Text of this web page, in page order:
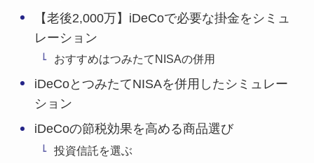
【老後2,000万】iDeCoで必要な掛金をシミュ
レーション
おすすめはつみたてNISAの併用
iDeCoとつみたてNISAを併用したシミュレー
ション
iDeCoの節税効果を高める商品選び
投資信託を選ぶ